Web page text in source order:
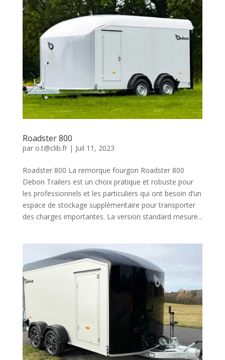
Roadster 800
par o.t@clib.fr| Juil 11, 2023
Roadster 800 La remorque fourgon Roadster 800
Debon Trailers est un choix pratique et robuste pour
les professionnels et les particuliers qui ont besoin d’un
espace de stockage supplémentaire pour transporter
des charges importantes. La version standard mesure...